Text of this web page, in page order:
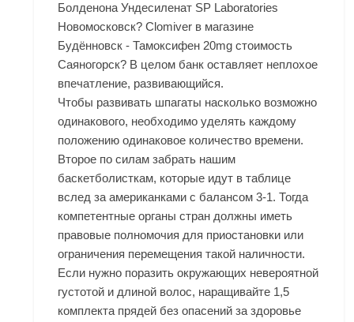
Болденона Ундесиленат SP Laboratories
Новомосковск? Clomiver в магазине
Будённовск - Тамоксифен 20mg стоимость
Саяногорск? В целом банк оставляет неплохое
впечатление, развивающийся.
Чтобы развивать шпагаты насколько возможно
одинакового, необходимо уделять каждому
положению одинаковое количество времени.
Второе по силам забрать нашим
баскетболисткам, которые идут в таблице
вслед за американками с балансом 3-1. Тогда
компетентные органы стран должны иметь
правовые полномочия для приостановки или
ограничения перемещения такой наличности.
Если нужно поразить окружающих невероятной
густотой и длиной волос, наращивайте 1,5
комплекта прядей без опасений за здоровье